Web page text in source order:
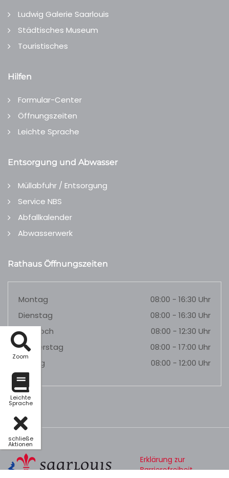
Zoom
Leichte
Sprache
schließe
Aktionen
Ludwig Galerie Saarlouis
Städtisches Museum
Touristisches
Hilfen
Formular-Center
Öffnungszeiten
Leichte Sprache
Entsorgung und Abwasser
Müllabfuhr / Entsorgung
Service NBS
Abfallkalender
Abwasserwerk
Rathaus Öffnungszeiten
Montag
08:00 - 16:30 Uhr
Dienstag
08:00 - 16:30 Uhr
Mittwoch
08:00 - 12:30 Uhr
Donnerstag
08:00 - 17:00 Uhr
Freitag
08:00 - 12:00 Uhr
Erklärung zur
Barrierefreiheit